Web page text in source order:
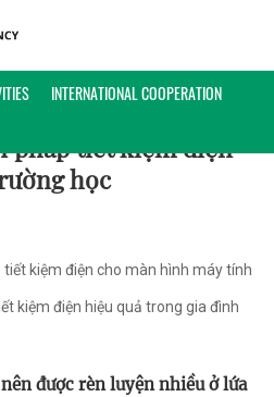
INTERNATIONAL COOPERATION
pháp tiết kiệm điện
học
tiết kiệm điện cho màn hình máy tính
kiệm điện hiệu quả trong gia đình
được rèn luyện nhiều ở lứa